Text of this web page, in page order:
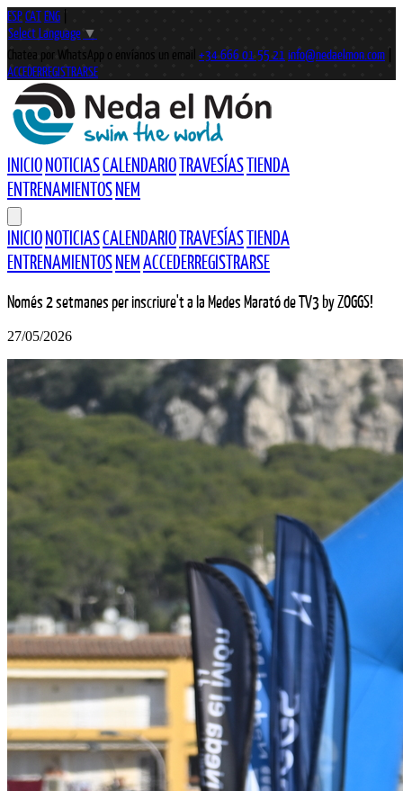
ESPCATENG
Select Language ▼
Chatea por WhatsApp o envíanos un email +34 666 01 55 21info@nedaelmon.com
ACCEDERREGISTRARSE
INICIONOTICIASCALENDARIOTRAVESÍASTIENDA
ENTRENAMIENTOSNEM
INICIONOTICIASCALENDARIOTRAVESÍASTIENDA
ENTRENAMIENTOSNEMACCEDERREGISTRARSE
Només 2 setmanes per inscriure't a la Medes Marató de TV3 by ZOGGS!
27/05/2026